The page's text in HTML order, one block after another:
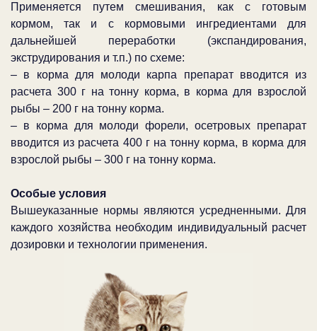
Применяется путем смешивания, как с готовым
кормом, так и с кормовыми ингредиентами для
дальнейшей переработки (экспандирования,
экструдирования и т.п.) по схеме:
– в корма для молоди карпа препарат вводится из
расчета 300 г на тонну корма, в корма для взрослой
рыбы – 200 г на тонну корма.
– в корма для молоди форели, осетровых препарат
вводится из расчета 400 г на тонну корма, в корма для
взрослой рыбы – 300 г на тонну корма.
Особые условия
Вышеуказанные нормы являются усредненными. Для
каждого хозяйства необходим индивидуальный расчет
дозировки и технологии применения.